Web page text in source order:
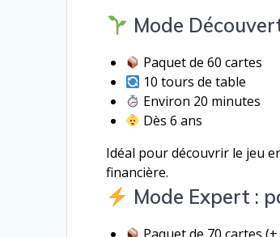
Mode
Paquet de 60 cartes
10 tours de table
Environ 20 minutes
Dès 6 ans
Idéal pour découvrir le jeu
financière.
Mode Expert :